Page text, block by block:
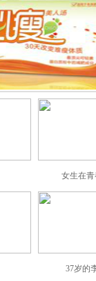
女生在
37岁的